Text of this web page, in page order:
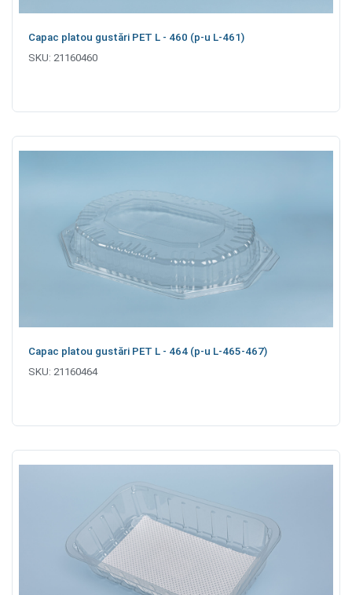
Capac platou gustări PET L - 460 (p-u L-461)
SKU: 21160460
Capac platou gustări PET L - 464 (p-u L-465-467)
SKU: 21160464